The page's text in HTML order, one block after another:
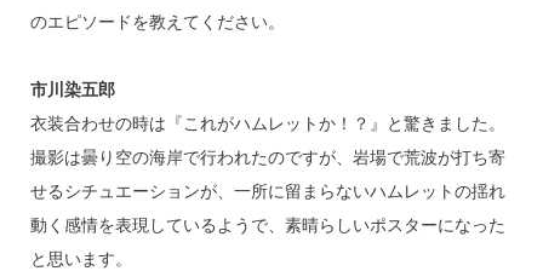
のエピソードを教えてください。
市川染五郎
衣装合わせの時は『これがハムレットか！？』と驚きました。
撮影は曇り空の海岸で行われたのですが、岩場で荒波が打ち寄
せるシチュエーションが、一所に留まらないハムレットの揺れ
動く感情を表現しているようで、素晴らしいポスターになった
と思います。